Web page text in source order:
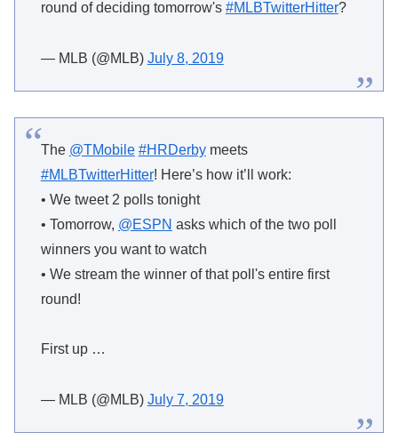
round of deciding tomorrow's #MLBTwitterHitter?
— MLB (@MLB) July 8, 2019
The @TMobile #HRDerbymeets
#MLBTwitterHitter! Here’s how it’ll work:
• We tweet 2 polls tonight
• Tomorrow, @ESPN asks which of the two poll
winners you want to watch
• We stream the winner of that poll's entire first
round!
First up …
— MLB (@MLB) July 7, 2019